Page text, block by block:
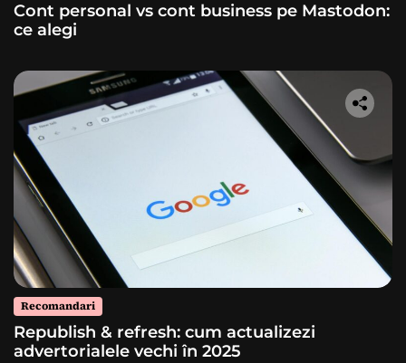
Cont personal vs cont business pe Mastodon:
ce alegi
Recomandari
Republish & refresh: cum actualizezi
advertorialele vechi în 2025